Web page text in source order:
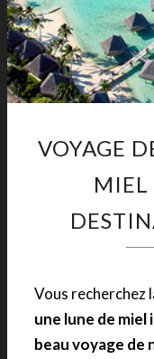
VOYAGE
MIEL
Vous recherchez
une lune de
beau voyage de